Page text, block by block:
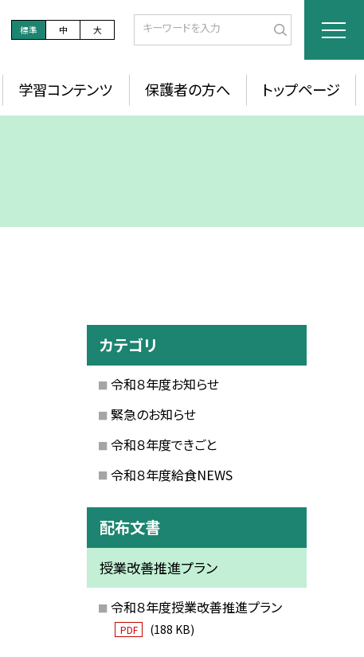
標準 中 大
学習コンテンツ 保護者の方へ トップページ
カテゴリ
令和８年度お知らせ
緊急のお知らせ
令和８年度できごと
令和８年度給食NEWS
配布文書
授業改善推進プラン
令和８年度授業改善推進プラン
PDF (188 KB)